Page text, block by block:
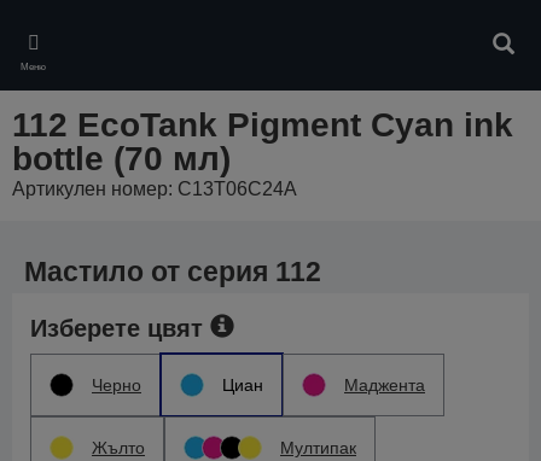
main
content
Меню
112 EcoTank Pigment Cyan ink
bottle (70 мл)
Артикулен номер: C13T06C24A
Мастило от серия 112
Изберете цвят
Черно Циан Маджента
Жълто Мултипак